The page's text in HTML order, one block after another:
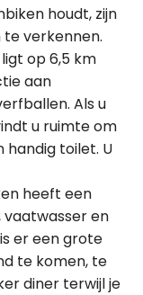
houdt, zijn
verkennen.
op 6,5 km
aan
Als u
u ruimte om
handig toilet. U
heeft een
en
er een grote
te komen, te
diner terwijl je